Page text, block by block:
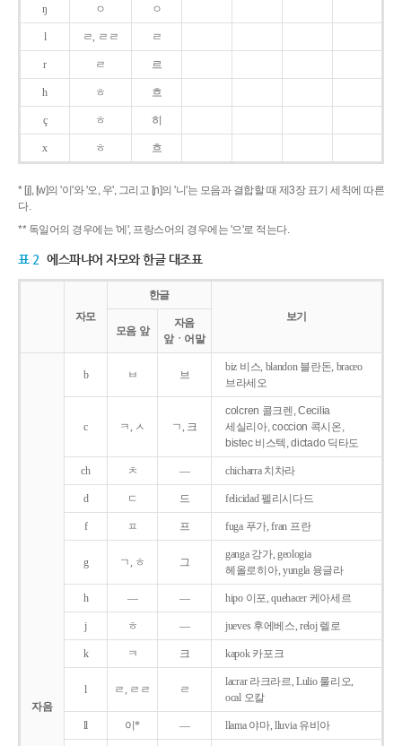
ŋ ㅇ ㅇ
l ㄹ, ㄹㄹ ㄹ
r ㄹ 르
h ㅎ 흐
ç ㅎ 히
x ㅎ 흐
* [j], [w]의 '이'와 '오, 우', 그리고 [ɲ]의 '니'는 모음과 결합할 때 제3장 표기 세칙에 따른
다.
** 독일어의 경우에는 '에', 프랑스어의 경우에는 '으'로 적는다.
표 2 에스파냐어 자모와 한글 대조표
자모
한글
보기
모음 앞
자음
앞ㆍ어말
자음
b ㅂ 브
biz 비스, blandon 블란돈, braceo
브라세오
c ㅋ, ㅅ ㄱ, 크
colcren 콜크렌, Cecilia
세실리아, coccion 콕시온,
bistec 비스텍, dictado 딕타도
ch ㅊ ― chicharra 치차라
d ㄷ 드 felicidad 펠리시다드
f ㅍ 프 fuga 푸가, fran 프란
g ㄱ, ㅎ 그
ganga 강가, geologia
헤올로히아, yungla 융글라
h ― ― hipo 이포, quehacer 케아세르
j ㅎ ― jueves 후에베스, reloj 렐로
k ㅋ 크 kapok 카포크
l ㄹ, ㄹㄹ ㄹ
lacrar 라크라르, Lulio 룰리오,
ocal 오칼
ll 이* ― llama 야마, lluvia 유비아